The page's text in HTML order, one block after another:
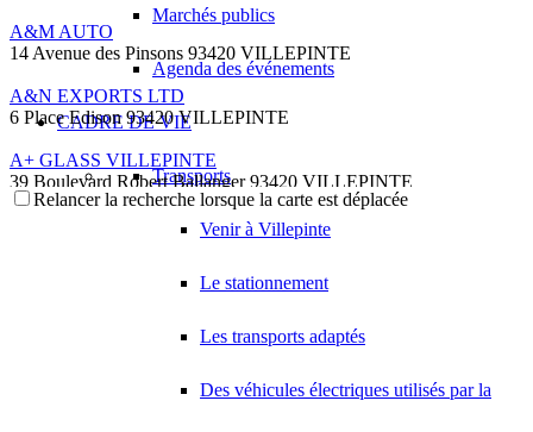
Marchés publics
Agenda des événements
CADRE DE VIE
Transports
Venir à Villepinte
Le stationnement
Les transports adaptés
Des véhicules électriques utilisés par la
A&M AUTO
14 Avenue des Pinsons 93420 VILLEPINTE
A&N EXPORTS LTD
6 Place Edison 93420 VILLEPINTE
A+ GLASS VILLEPINTE
39 Boulevard Robert Ballanger 93420 VILLEPINTE
01 41 52 34 7801 41 52 34 78
A.B METAL SERRURERIE METALLLERIE
21 Avenue du Chemin de Fer 93420 Villepinte
Relancer la recherche lorsque la carte est déplacée